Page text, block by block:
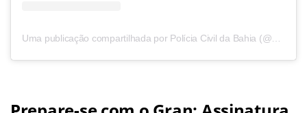
Uma publicação compartilhada por Polícia Civil da Bahia (@policiacivilba)